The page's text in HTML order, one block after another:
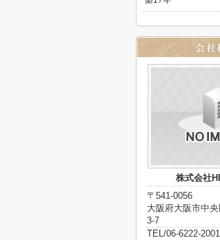
株式会社
〒541-0056
大阪府大阪市中
3-7
TEL/06-6222-2001